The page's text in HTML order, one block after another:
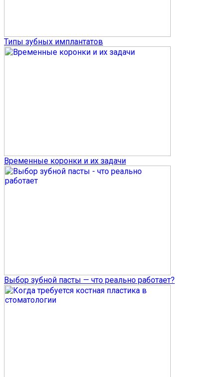
Типы зубных имплантатов
Временные коронки и их задачи
Выбор зубной пасты — что реально работает?